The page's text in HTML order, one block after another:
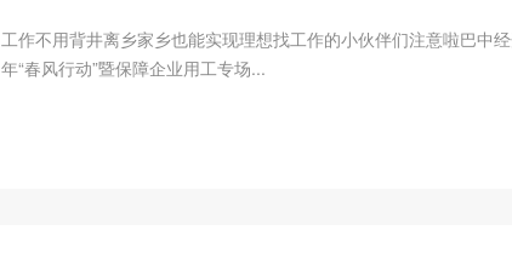
工作不用背井离乡家乡也能实现理想找工作的小伙伴们注意啦巴中
年“春风行动”暨保障企业用工专场...